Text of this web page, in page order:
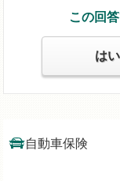
この回
はい
自動車保険